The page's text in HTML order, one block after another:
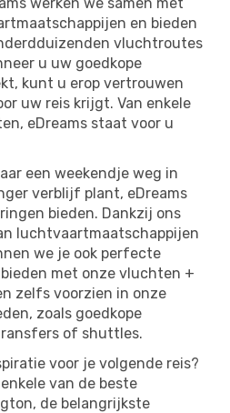
en bieden
vluchtroutes
u uw goedkope
kunt u erop vertrouwen
uw reis krijgt. Van enkele
eDreams staat voor u
een weekendje weg in
verblijf plant, eDreams
bieden. Dankzij ons
luchtvaartmaatschappijen
we je ook perfecte
met onze vluchten +
zelfs voorzien in onze
zoals goedkope
of shuttles.
voor je volgende reis?
van de beste
de belangrijkste